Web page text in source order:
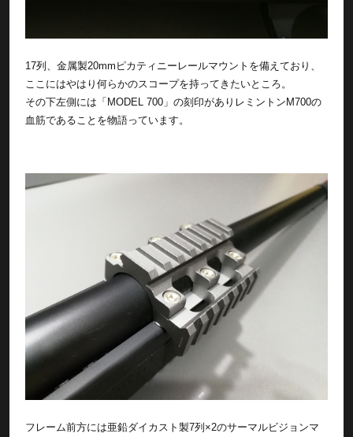
17列、金属製20mmピカティニーレールマウントを備えており、
ここにはやはり何らかのスコープを持ってきたいところ。
その下左側には「MODEL 700」の刻印がありレミントンM700の
血筋であることを物語っています。
フレーム前方には亜鉛ダイカスト製7列×2のサーマルビジョンマ